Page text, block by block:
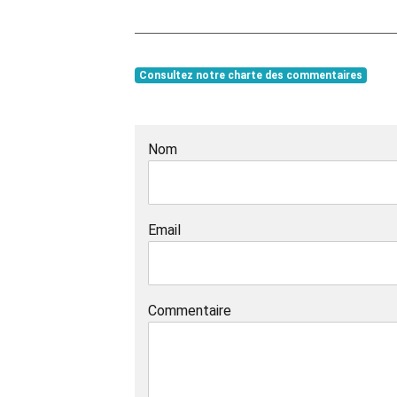
Consultez notre charte des commentaires
Nom
Email
Commentaire